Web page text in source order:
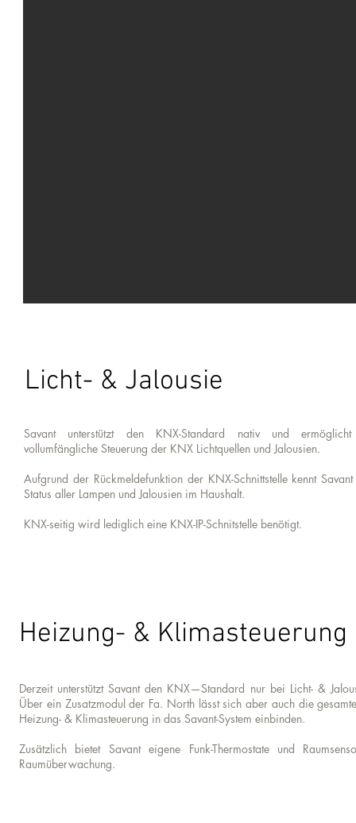
Licht- & Jalousie
Savant unterstützt den KNX-Standard nativ und
vollumfängliche Steuerung der KNX Lichtquellen und Jalousien.
Aufgrund der Rückmeldefunktion der KNX-Schnittstelle kennt
Status aller Lampen und Jalousien im Haushalt.
KNX-seitig wird lediglich eine KNX-IP-Schnitstelle benötigt.
Heizung- & Klimasteuerung
Derzeit unterstützt Savant den KNX—Standard nur bei Licht- &
Über ein Zusatzmodul der Fa. North lässt sich aber auch die
Heizung- & Klimasteuerung in das Savant-System einbinden.
Zusätzlich bietet Savant eigene Funk-Thermostate und
Raumüberwachung.